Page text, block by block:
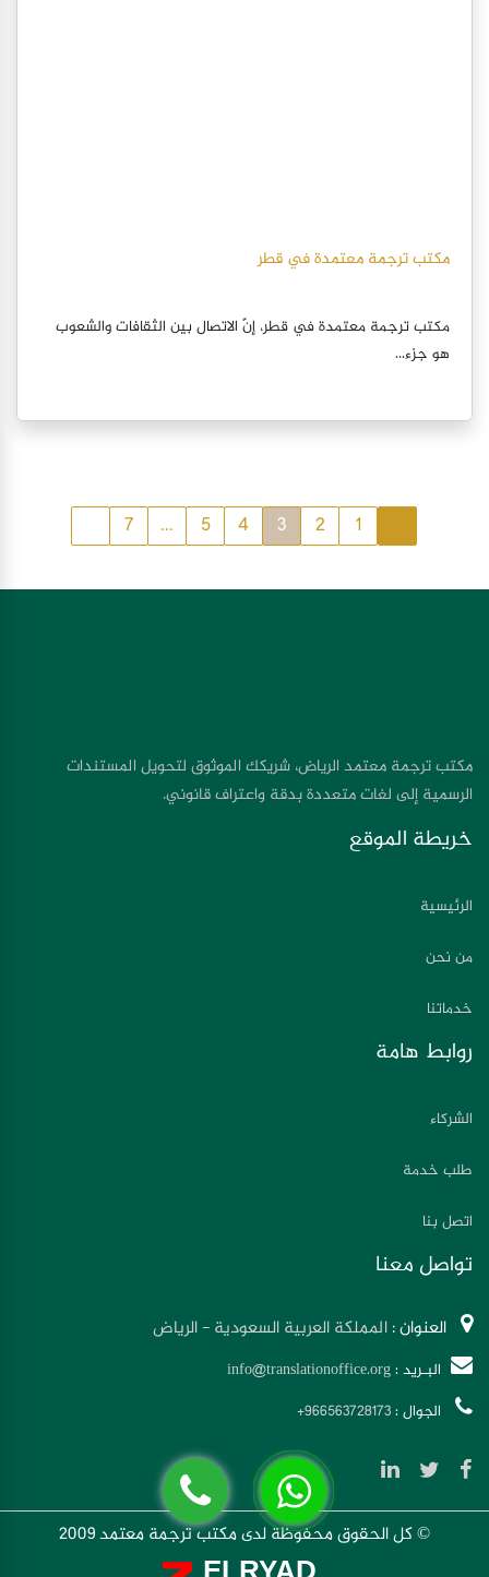
مكتب ترجمة معتمدة في قطر
مكتب ترجمة معتمدة في قطر، إنّ الاتصال بين الثقافات والشعوب
هو جزء...
1
2
3
4
5
…
7
مكتب ترجمة معتمد الرياض، شريكك الموثوق لتحويل المستندات
الرسمية إلى لغات متعددة بدقة واعتراف قانوني.
خريطة الموقع
الرئيسية
من نحن
خدماتنا
روابط هامة
الشركاء
طلب خدمة
اتصل بنا
تواصل معنا
العنوان :المملكة العربية السعودية - الرياض
البـريد :info@translationoffice.org
الجوال :+966563728173
© كل الحقوق محفوظة لدى مكتب ترجمة معتمد 2009
ELRYAD